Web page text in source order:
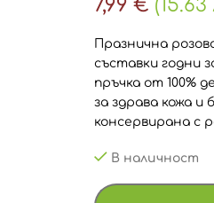
7,99 € (15.63
Празнична
съставки годни
пръчка от 100%
за здрава кожа
консервирана с
В наличност